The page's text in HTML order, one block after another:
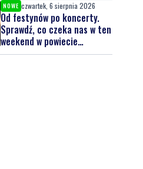
NOWE czwartek, 6 sierpnia 2026
Od festynów po koncerty.
Sprawdź, co czeka nas w ten
weekend w powiecie
lęborskim